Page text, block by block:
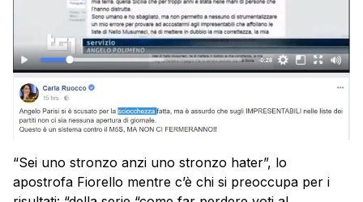
“Sei uno stronzo anzi uno stronzo hater”, lo
apostrofa Fiorello mentre c’è chi si preoccupa per i